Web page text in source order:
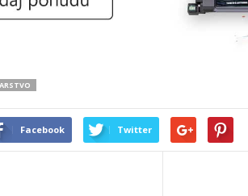
Facebook Twitter